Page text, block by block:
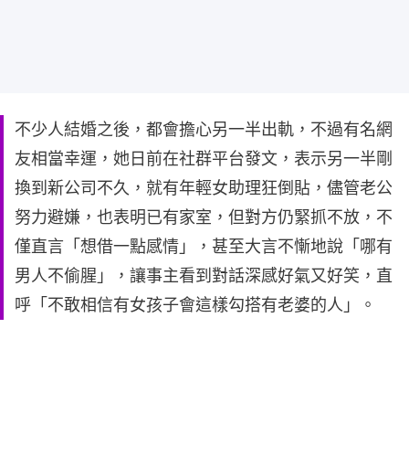
不少人結婚之後，都會擔心另一半出軌，不過有名網
友相當幸運，她日前在社群平台發文，表示另一半剛
換到新公司不久，就有年輕女助理狂倒貼，儘管老公
努力避嫌，也表明已有家室，但對方仍緊抓不放，不
僅直言「想借一點感情」，甚至大言不慚地說「哪有
男人不偷腥」，讓事主看到對話深感好氣又好笑，直
呼「不敢相信有女孩子會這樣勾搭有老婆的人」。